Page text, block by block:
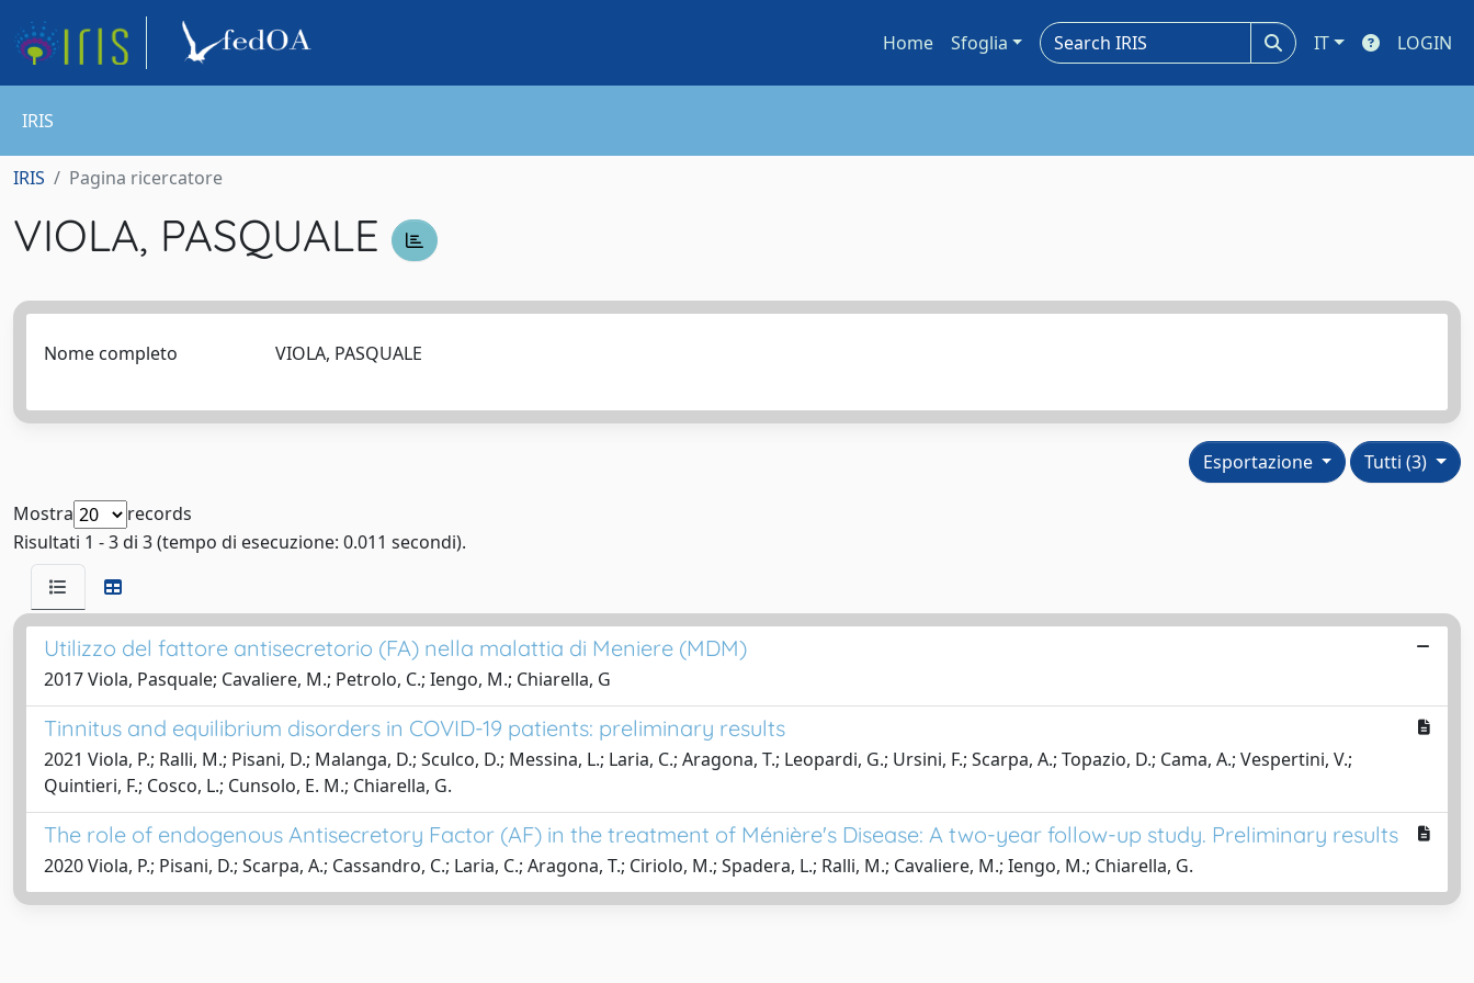
Home Sfoglia IT LOGIN
IRIS
IRIS Pagina ricercatore
VIOLA, PASQUALE
Nome completo VIOLA, PASQUALE
Tutti (3)
Esportazione
Mostra
records
Risultati 1 - 3 di 3 (tempo di esecuzione: 0.011 secondi).
Utilizzo del fattore antisecretorio (FA) nella malattia di Meniere (MDM)
2017 Viola, Pasquale; Cavaliere, M.; Petrolo, C.; Iengo, M.; Chiarella, G
Tinnitus and equilibrium disorders in COVID-19 patients: preliminary results
2021 Viola, P.; Ralli, M.; Pisani, D.; Malanga, D.; Sculco, D.; Messina, L.; Laria, C.; Aragona, T.; Leopardi, G.; Ursini, F.; Scarpa, A.; Topazio, D.; Cama, A.; Vespertini, V.;
Quintieri, F.; Cosco, L.; Cunsolo, E. M.; Chiarella, G.
The role of endogenous Antisecretory Factor (AF) in the treatment of Ménière's Disease: A two-year follow-up study. Preliminary results
2020 Viola, P.; Pisani, D.; Scarpa, A.; Cassandro, C.; Laria, C.; Aragona, T.; Ciriolo, M.; Spadera, L.; Ralli, M.; Cavaliere, M.; Iengo, M.; Chiarella, G.